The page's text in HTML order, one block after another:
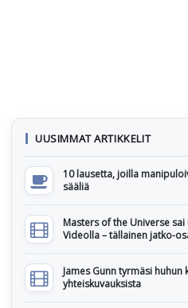
UUSIMMAT ARTIKKELIT
10 lausetta, joilla
sääliä
Masters of the Universe
Videolla – tällainen jatko-
James Gunn tyrmäsi
yhteiskuvauksista